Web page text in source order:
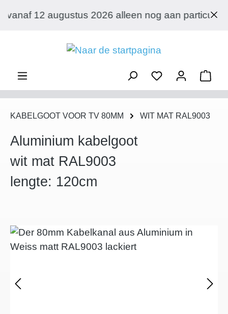
Ga naar de hoofdinhoud
2026 alleen nog aan particuliere
KABELGOOT VOOR TV 80MM WIT MAT RAL9003
Aluminium kabelgoot
wit mat RAL9003
lengte: 120cm
Afbeeldingengalerij overslaan